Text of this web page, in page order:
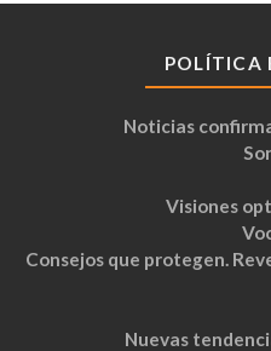
POLÍTICA
Noticias
Visiones
Consejos que protegen.
Nuevas